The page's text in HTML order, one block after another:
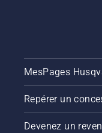
MesPages
Repérer un
Devenez un